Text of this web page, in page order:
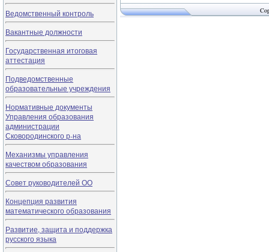
Ведомственный контроль
Вакантные должности
Государственная итоговая
аттестация
Подведомственные
образовательные учреждения
Нормативные документы
Управления образования
администрации
Сковородинского р-на
Механизмы управления
качеством образования
Совет руководителей ОО
Концепция развития
математического образования
Развитие, защита и поддержка
русского языка